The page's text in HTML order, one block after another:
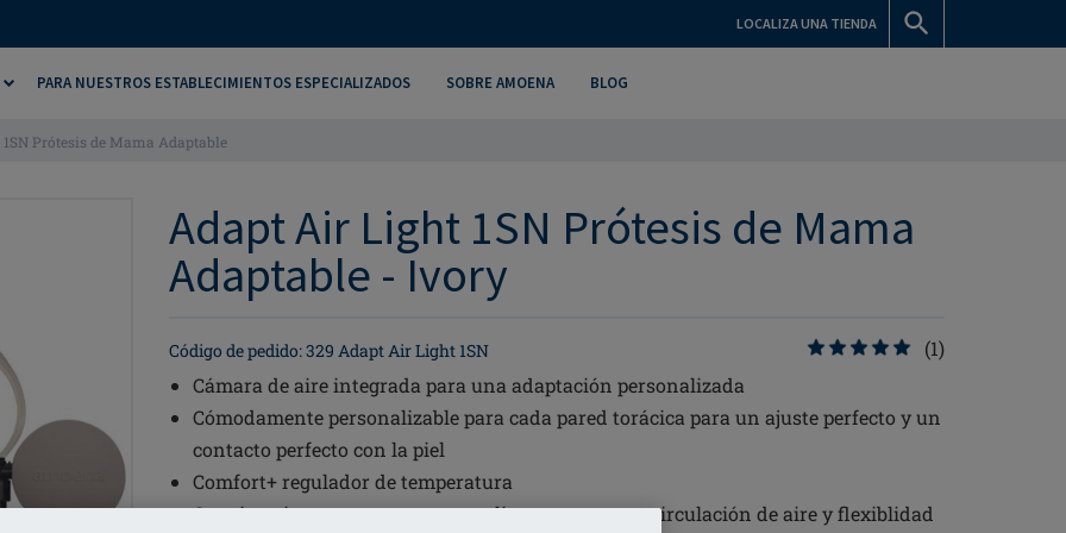
LOCALIZA UNA TIENDA
PARA NUESTROS ESTABLECIMIENTOS ESPECIALIZADOS SOBRE AMOENA BLOG
Prótesis de Mama Adaptable
Adapt Air Light 1SN Prótesis de Mama
Adaptable - Ivory
Código de pedido: 329 Adapt Air Light 1SN
(1)
Cámara de aire integrada para una adaptación personalizada
Cómodamente personalizable para cada pared torácica para un ajuste perfecto y un
contacto perfecto con la piel
Comfort+ regulador de temperatura
Cara interior con estructura en relieva para mayor circulación de aire y flexiblidad